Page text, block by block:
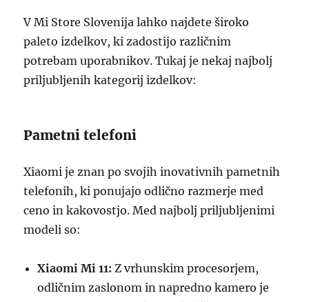
V Mi Store Slovenija lahko najdete široko
paleto izdelkov, ki zadostijo različnim
potrebam uporabnikov. Tukaj je nekaj najbolj
priljubljenih kategorij izdelkov:
Pametni telefoni
Xiaomi je znan po svojih inovativnih pametnih
telefonih, ki ponujajo odlično razmerje med
ceno in kakovostjo. Med najbolj priljubljenimi
modeli so:
Xiaomi Mi 11: Z vrhunskim procesorjem,
odličnim zaslonom in napredno kamero je